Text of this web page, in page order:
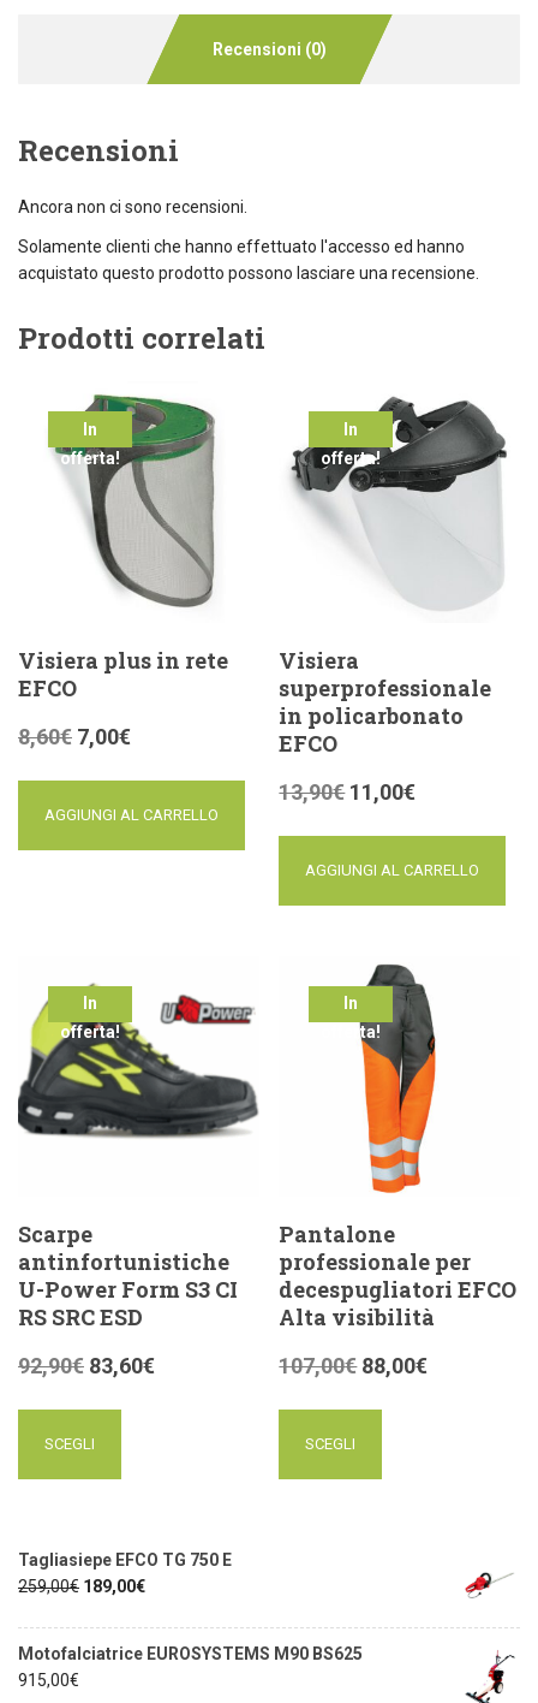
Recensioni (0)
Recensioni
Ancora non ci sono recensioni.
Solamente clienti che hanno effettuato l'accesso ed hanno
acquistato questo prodotto possono lasciare una recensione.
Prodotti correlati
In
offerta!
Visiera plus in rete
EFCO
8,60€ 7,00€
AGGIUNGI AL CARRELLO
In
offerta!
Visiera
superprofessionale
in policarbonato
EFCO
13,90€ 11,00€
AGGIUNGI AL CARRELLO
In
offerta!
Scarpe
antinfortunistiche
U-Power Form S3 CI
RS SRC ESD
92,90€ 83,60€
SCEGLI
In
offerta!
Pantalone
professionale per
decespugliatori EFCO
Alta visibilità
107,00€ 88,00€
SCEGLI
Tagliasiepe EFCO TG 750 E
259,00€ 189,00€
Motofalciatrice EUROSYSTEMS M90 BS625
915,00€